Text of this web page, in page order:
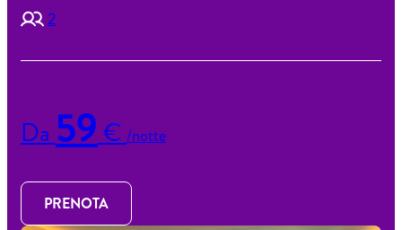
2
Da 59€ /notte
PRENOTA